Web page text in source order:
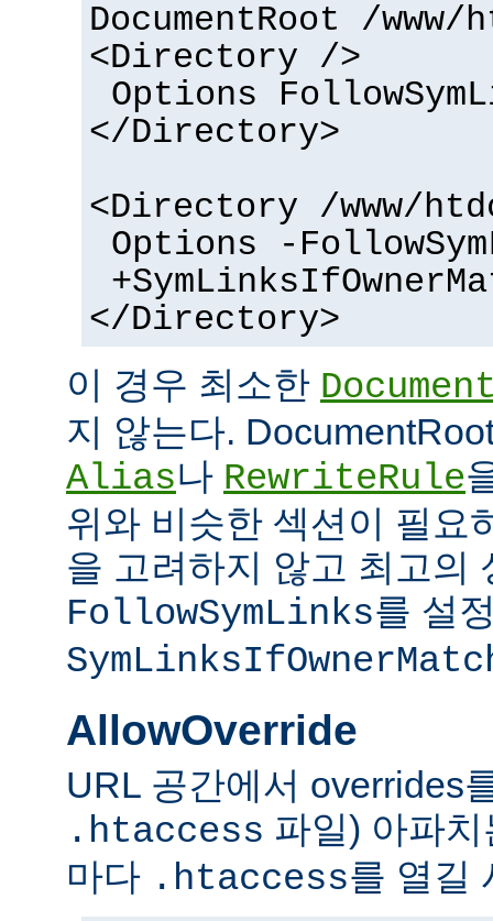
DocumentRoot /www/
<Directory />
Options
</Directory>
<Directory /www/
Options -
</Directory>
이 경우 최소한
지 않는다.
Alias나 RewriteRule
위와 비슷한 섹션이 필요
을 고려하지 않고 최고의
FollowSymLinks를 설
AllowOverride
URL 공간에서 overrides
.htaccess 파일) 아파
마다 .htaccess를 열길